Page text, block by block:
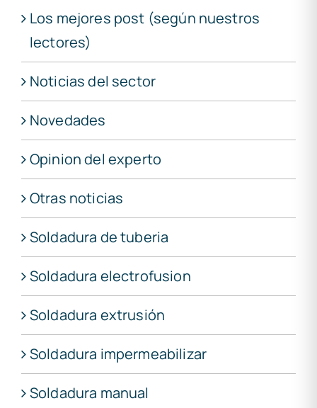
Los mejores post (según nuestros
lectores)
Noticias del sector
Novedades
Opinion del experto
Otras noticias
Soldadura de tuberia
Soldadura electrofusion
Soldadura extrusión
Soldadura impermeabilizar
Soldadura manual